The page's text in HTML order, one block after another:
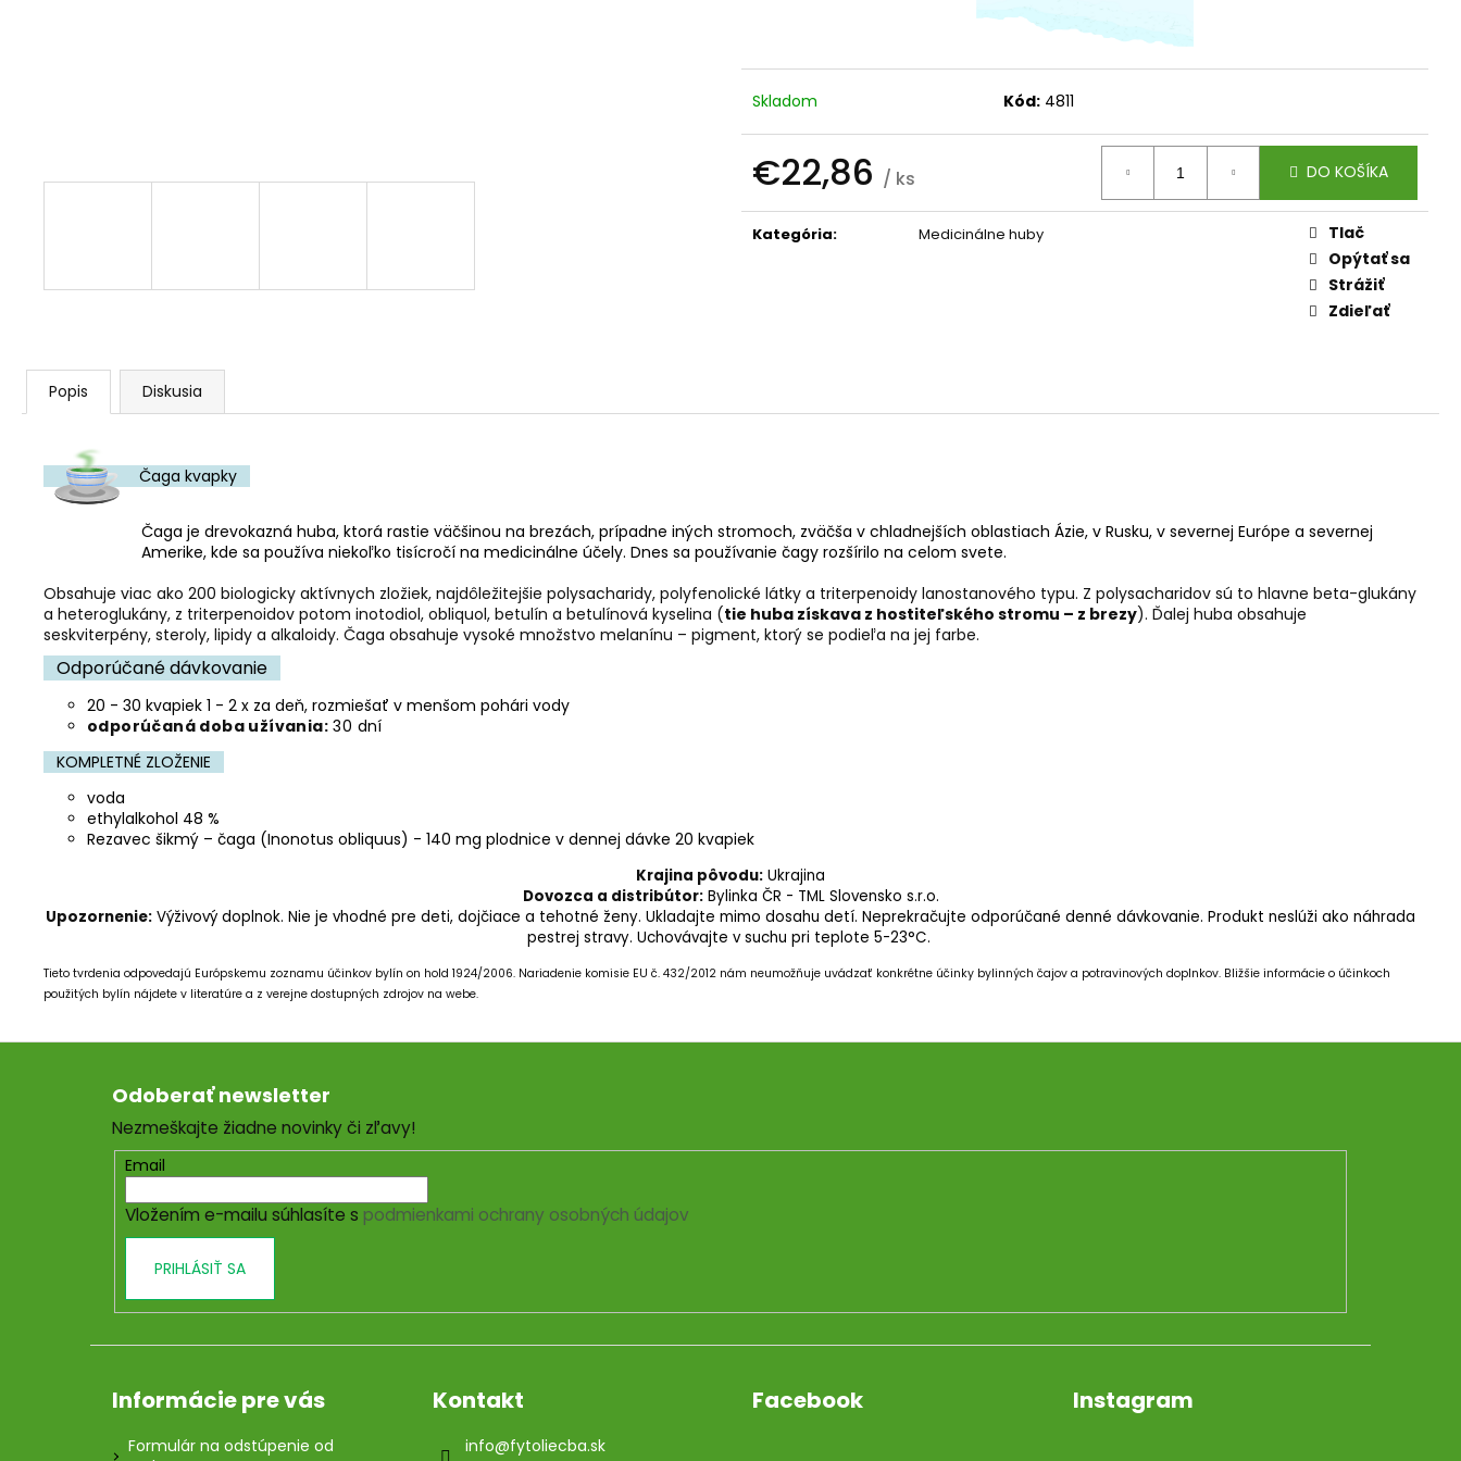
Skladom Kód: 4811
€22,86 / ks
cena:
DO KOŠÍKA
Kategória: Medicinálne huby
Tlač
Opýtať sa
Strážiť
Zdieľať
Popis Diskusia
Čaga kvapky
Čaga je drevokazná huba, ktorá rastie väčšinou na brezách, prípadne iných stromoch, zväčša v chladnejších oblastiach Ázie, v Rusku, v severnej Európe a severnej
Amerike, kde sa používa niekoľko tisícročí na medicinálne účely. Dnes sa používanie čagy rozšírilo na celom svete.
Obsahuje viac ako 200 biologicky aktívnych zložiek, najdôležitejšie polysacharidy, polyfenolické látky a triterpenoidy lanostanového typu. Z polysacharidov sú to hlavne beta-glukány
a heteroglukány, z triterpenoidov potom inotodiol, obliquol, betulín a betulínová kyselina (tie huba získava z hostiteľského stromu – z brezy). Ďalej huba obsahuje
seskviterpény, steroly, lipidy a alkaloidy. Čaga obsahuje vysoké množstvo melanínu – pigment, ktorý se podieľa na jej farbe.
Odporúčané dávkovanie
20 - 30 kvapiek 1 - 2 x za deň, rozmiešať v menšom pohári vody
odporúčaná doba užívania: 30 dní
KOMPLETNÉ ZLOŽENIE
voda
ethylalkohol 48 %
Rezavec šikmý – čaga (Inonotus obliquus) - 140 mg plodnice v dennej dávke 20 kvapiek
Krajina pôvodu: Ukrajina
Dovozca a distribútor:Bylinka ČR - TML Slovensko s.r.o.
Upozornenie: Výživový doplnok. Nie je vhodné pre deti, dojčiace a tehotné ženy. Ukladajte mimo dosahu detí. Neprekračujte odporúčané denné dávkovanie. Produkt neslúži ako náhrada
pestrej stravy. Uchovávajte v suchu pri teplote 5-23°C.
Tieto tvrdenia odpovedajú Európskemu zoznamu účinkov bylín on hold 1924/2006. Nariadenie komisie EU č. 432/2012 nám neumožňuje uvádzať konkrétne účinky bylinných čajov a potravinových doplnkov. Bližšie informácie o účinkoch
použitých bylín nájdete v literatúre a z verejne dostupných zdrojov na webe.
Z
Odoberať newsletter
Nezmeškajte žiadne novinky či zľavy!
Email
Vložením e-mailu súhlasíte s podmienkami ochrany osobných údajov
PRIHLÁSIŤ SA
Informácie pre vás
Formulár na odstúpenie od
Kontakt
info@fytoliecba.sk
Facebook Instagram